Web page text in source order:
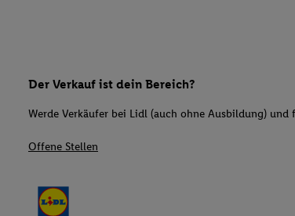
Der Verkauf ist dein Bereich?
Werde Verkäufer bei Lidl (auch ohne Ausbildung) und
Offene Stellen